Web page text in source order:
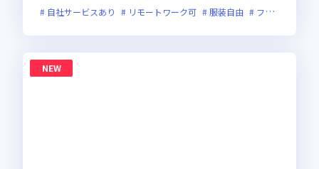
自社サービスあり
リモートワーク可 服装自由 フレックス制度あり
NEW